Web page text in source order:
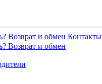
Возврат и обмен Контакты
Возврат и обмен